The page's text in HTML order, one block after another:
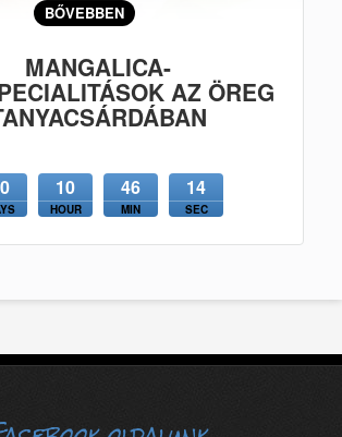
BŐVEBBEN
MANGALICA-
AZ ÖREG
10
HOUR
46
MIN
14
SEC